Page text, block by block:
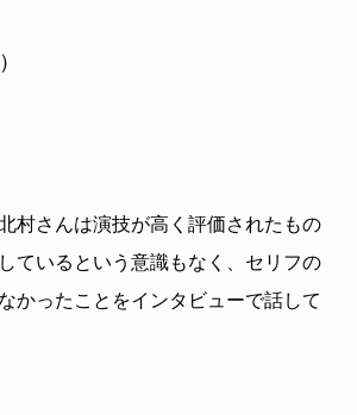
村さんは演技が高く評価されたもの
ているという意識もなく、セリフの
かったことをインタビューで話して